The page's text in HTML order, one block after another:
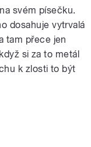
svém písečku.
dosahuje vytrvalá
tam přece jen
si za to metál
k zlosti to být